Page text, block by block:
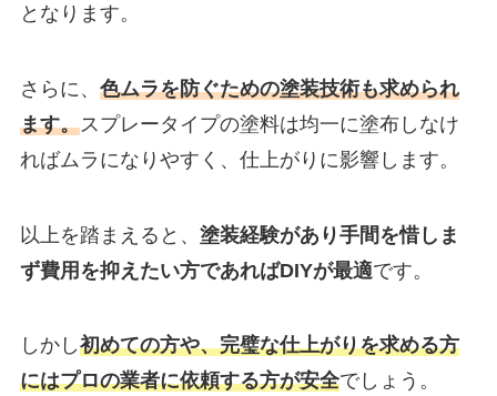
となります。
さらに、 色ムラを防ぐための塗装技術も求められ
ます。スプレータイプの塗料は均一に塗布しなけ
ればムラになりやすく、仕上がりに影響します。
以上を踏まえると、 塗装経験があり手間を惜しま
ず費用を抑えたい方であればDIYが最適です。
しかし初めての方や、完璧な仕上がりを求める方
にはプロの業者に依頼する方が安全でしょう。